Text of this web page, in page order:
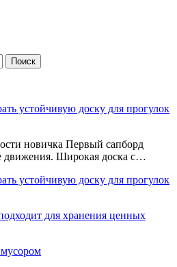
устойчивую доску для прогулок
новичка Первый сапборд
движения. Широкая доска с…
устойчивую доску для прогулок
для хранения ценных
мусором